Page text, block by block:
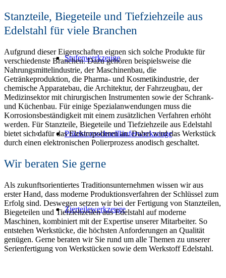
Stufenwerkzeuge
Präzisionsschnellläuferwerkzeuge
Zierteilewerkzeuge
Stanzteile, Biegeteile und Tiefziehzeile aus
Edelstahl für viele Branchen
Aufgrund dieser Eigenschaften eignen sich solche Produkte für
verschiedenste Branchen. Dazu gehören beispielsweise die
Nahrungsmittelindustrie, der Maschinenbau, die
Getränkeproduktion, die Pharma- und Kosmetikindustrie, der
chemische Apparatebau, die Architektur, der Fahrzeugbau, der
Medizinsektor mit chirurgischen Instrumenten sowie der Schrank-
und Küchenbau. Für einige Spezialanwendungen muss die
Korrosionsbeständigkeit mit einem zusätzlichen Verfahren erhöht
werden. Für Stanzteile, Biegeteile und Tiefziehzeile aus Edelstahl
bietet sich dafür das Elektropolieren an. Dabei wird das Werkstück
durch einen elektronischen Polierprozess anodisch geschaltet.
Wir beraten Sie gerne
Als zukunftsorientiertes Traditionsunternehmen wissen wir aus
erster Hand, dass moderne Produktionsverfahren der Schlüssel zum
Erfolg sind. Deswegen setzen wir bei der Fertigung von Stanzteilen,
Biegeteilen und Tiefziehzeilen aus Edelstahl auf moderne
Maschinen, kombiniert mit der Expertise unserer Mitarbeiter. So
entstehen Werkstücke, die höchsten Anforderungen an Qualität
genügen. Gerne beraten wir Sie rund um alle Themen zu unserer
Serienfertigung von Werkstücken sowie dem Werkstoff Edelstahl.